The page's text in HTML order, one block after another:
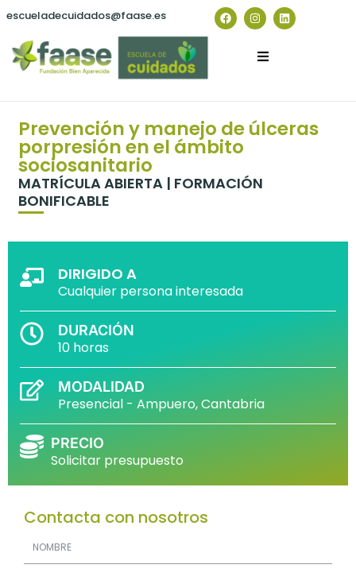
escueladecuidados@faase.es
Prevención y manejo de úlceras
porpresión en el ámbito
sociosanitario
MATRÍCULA ABIERTA | FORMACIÓN
BONIFICABLE
DIRIGIDO A
Cualquier persona interesada
DURACIÓN
10 horas
MODALIDAD
Presencial - Ampuero, Cantabria
PRECIO
Solicitar presupuesto
Contacta con nosotros